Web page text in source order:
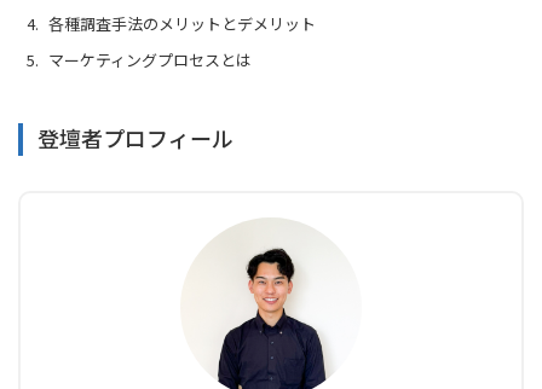
各種調査手法のメリットとデメリット
マーケティングプロセスとは
登壇者プロフィール